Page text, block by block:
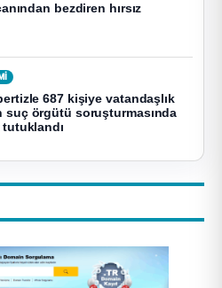
bezdiren hırsız
687 kişiye vatandaşlık
suç örgütü soruşturmasında